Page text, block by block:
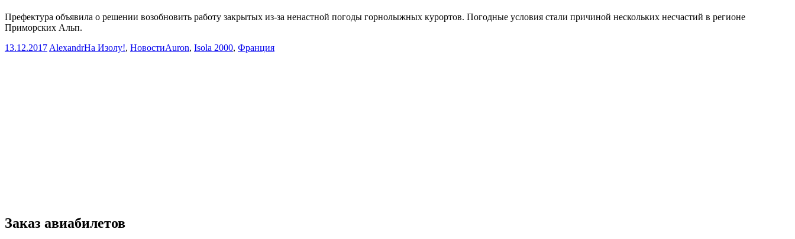
Префектура объявила о решении возобновить работу закрытых из-за ненастной погоды горнолыжных курортов. Погодные условия стали причиной нескольких несчастий в регионе
Приморских Альп.
13.12.2017 AlexandrНа Изолу!, НовостиAuron, Isola 2000, Франция
Заказ авиабилетов